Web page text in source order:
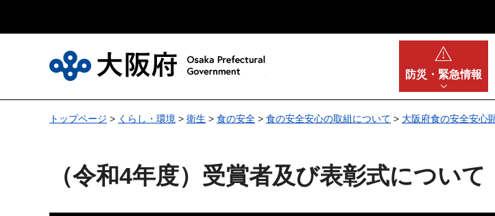
防災・ 緊急情報
トップページ > くらし・環境 > 衛生 > 食の安全 > 食の安全安心の取組について > 大阪府食の安全安心
（令和4年度）受賞者及び表彰式について